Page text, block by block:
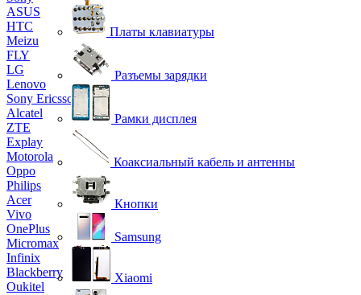
ASUS
HTC
Meizu
FLY
LG
Lenovo
Sony Ericsson
Alcatel
ZTE
Explay
Motorola
Oppo
Philips
Acer
Vivo
OnePlus
Micromax
Infinix
Blackberry
Oukitel
Платы клавиатуры
Разъемы зарядки
Рамки дисплея
Коаксиальный кабель и антенны
Кнопки
Samsung
Xiaomi